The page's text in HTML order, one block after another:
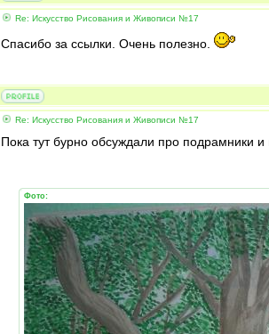
Re: Искусство Рисования и Живописи №17
Спасибо за ссылки. Очень полезно.
Re: Искусство Рисования и Живописи №17
Пока тут бурно обсуждали про подрамники
Фото: